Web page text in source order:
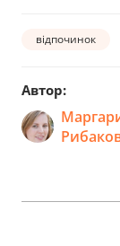
відпочинок
Автор: